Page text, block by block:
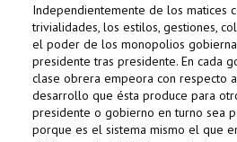
Independientemente de los matices
trivialidades, los estilos, gestiones,
el poder de los monopolios
presidente tras presidente. En cada
clase obrera empeora con respecto
desarrollo que ésta produce para
presidente o gobierno en turno sea
porque es el sistema mismo el que